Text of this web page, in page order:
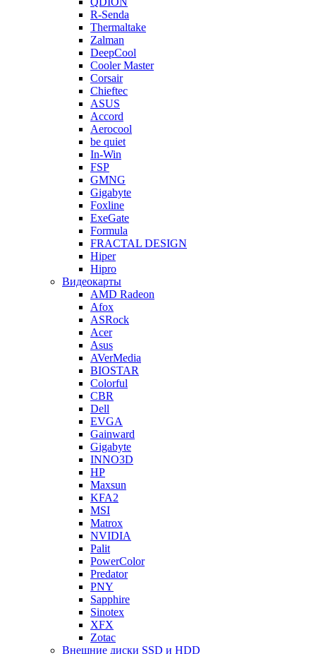
R-Senda
Thermaltake
Zalman
DeepCool
Cooler Master
Corsair
Chieftec
ASUS
Accord
Aerocool
be quiet
In-Win
FSP
GMNG
Gigabyte
Foxline
ExeGate
Formula
FRACTAL DESIGN
Hiper
Hipro
Видеокарты
AMD Radeon
Afox
ASRock
Acer
Asus
AVerMedia
BIOSTAR
Colorful
CBR
Dell
EVGA
Gainward
Gigabyte
INNO3D
HP
Maxsun
KFA2
MSI
Matrox
NVIDIA
Palit
PowerColor
Predator
PNY
Sapphire
Sinotex
XFX
Zotac
Внешние диски SSD и HDD